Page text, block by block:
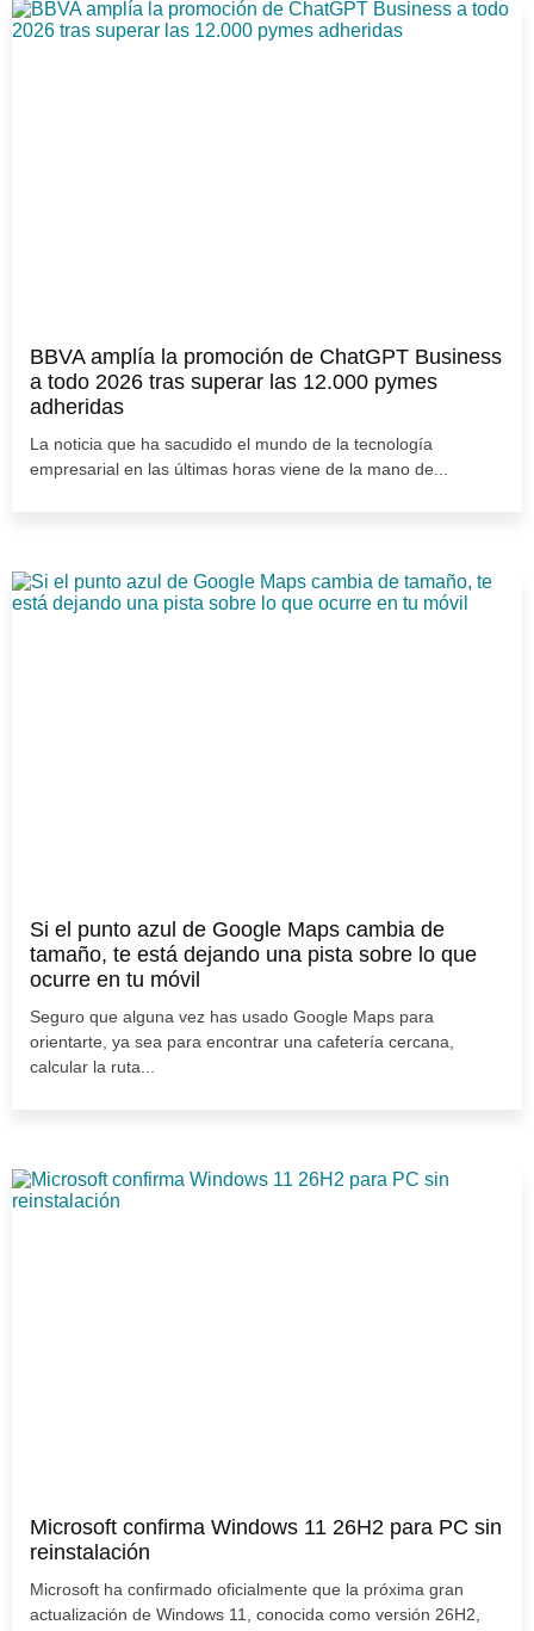
BBVA amplía la promoción de ChatGPT Business
a todo 2026 tras superar las 12.000 pymes
adheridas
La noticia que ha sacudido el mundo de la tecnología
empresarial en las últimas horas viene de la mano de...
Si el punto azul de Google Maps cambia de
tamaño, te está dejando una pista sobre lo que
ocurre en tu móvil
Seguro que alguna vez has usado Google Maps para
orientarte, ya sea para encontrar una cafetería cercana,
calcular la ruta...
Microsoft confirma Windows 11 26H2 para PC sin
reinstalación
Microsoft ha confirmado oficialmente que la próxima gran
actualización de Windows 11, conocida como versión 26H2,